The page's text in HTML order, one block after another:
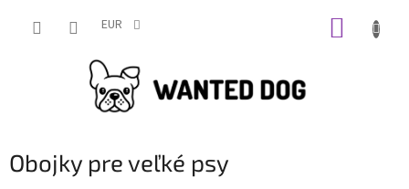
EUR
Obojky pre veľké psy